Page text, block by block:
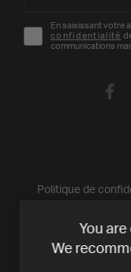
En saisissant votre
confidentialité
communications
Politique de
Conditions de Vente
You
We